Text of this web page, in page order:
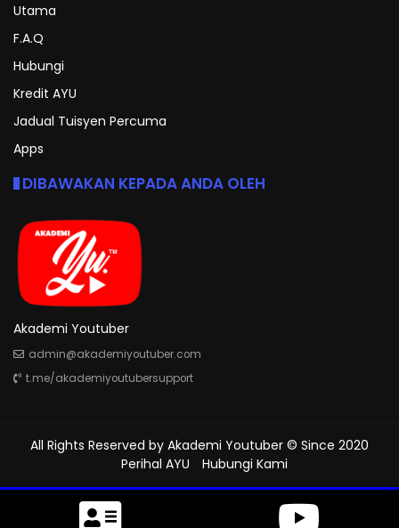
Utama
F.A.Q
Hubungi
Kredit AYU
Jadual Tuisyen Percuma
Apps
DIBAWAKAN KEPADA ANDA OLEH
Akademi Youtuber
admin@akademiyoutuber.com
t.me/akademiyoutubersupport
All Rights Reserved by Akademi Youtuber © Since 2020
Perihal AYU
Hubungi Kami